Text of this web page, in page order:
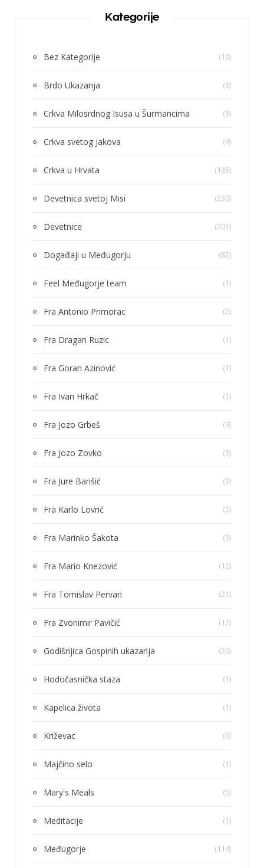
Kategorije
Bez Kategorije (10)
Brdo Ukazanja (6)
Crkva Milosrdnog Isusa u Šurmancima (3)
Crkva svetog Jakova (4)
Crkva u Hrvata (135)
Devetnica svetoj Misi (230)
Devetnice (201)
Događaji u Međugorju (82)
Feel Međugorje team (1)
Fra Antonio Primorac (2)
Fra Dragan Ruzic (1)
Fra Goran Azinović (1)
Fra Ivan Hrkač (1)
Fra Jozo Grbeš (9)
Fra Jozo Zovko (3)
Fra Jure Barišić (3)
Fra Karlo Lovrić (2)
Fra Marinko Šakota (3)
Fra Mario Knezović (12)
Fra Tomislav Pervan (21)
Fra Zvonimir Pavičić (12)
Godišnjica Gospinih ukazanja (20)
Hodočasnička staza (1)
Kapelica života (1)
Križevac (6)
Majčino selo (1)
Mary's Meals (5)
Meditacije (1)
Međugorje (114)